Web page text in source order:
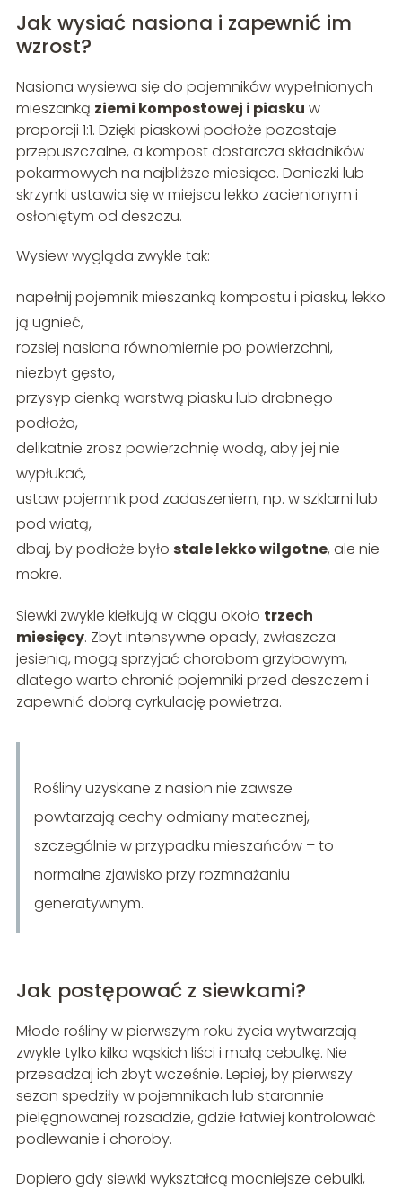
Jak wysiać nasiona i zapewnić im
wzrost?
Nasiona wysiewa się do pojemników wypełnionych
mieszanką ziemi kompostowej i piasku w
proporcji 1:1. Dzięki piaskowi podłoże pozostaje
przepuszczalne, a kompost dostarcza składników
pokarmowych na najbliższe miesiące. Doniczki lub
skrzynki ustawia się w miejscu lekko zacienionym i
osłoniętym od deszczu.
Wysiew wygląda zwykle tak:
napełnij pojemnik mieszanką kompostu i piasku, lekko
ją ugnieć,
rozsiej nasiona równomiernie po powierzchni,
niezbyt gęsto,
przysyp cienką warstwą piasku lub drobnego
podłoża,
delikatnie zrosz powierzchnię wodą, aby jej nie
wypłukać,
ustaw pojemnik pod zadaszeniem, np. w szklarni lub
pod wiatą,
dbaj, by podłoże było stale lekko wilgotne, ale nie
mokre.
Siewki zwykle kiełkują w ciągu około trzech
miesięcy. Zbyt intensywne opady, zwłaszcza
jesienią, mogą sprzyjać chorobom grzybowym,
dlatego warto chronić pojemniki przed deszczem i
zapewnić dobrą cyrkulację powietrza.
Rośliny uzyskane z nasion nie zawsze
powtarzają cechy odmiany matecznej,
szczególnie w przypadku mieszańców – to
normalne zjawisko przy rozmnażaniu
generatywnym.
Jak postępować z siewkami?
Młode rośliny w pierwszym roku życia wytwarzają
zwykle tylko kilka wąskich liści i małą cebulkę. Nie
przesadzaj ich zbyt wcześnie. Lepiej, by pierwszy
sezon spędziły w pojemnikach lub starannie
pielęgnowanej rozsadzie, gdzie łatwiej kontrolować
podlewanie i choroby.
Dopiero gdy siewki wykształcą mocniejsze cebulki,